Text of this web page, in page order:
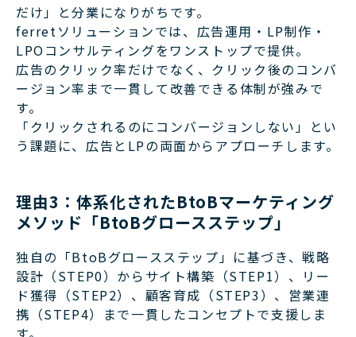
だけ」と分業になりがちです。
ferretソリューションでは、広告運用・LP制作・
LPOコンサルティングをワンストップで提供。
広告のクリック率だけでなく、クリック後のコンバ
ージョン率まで一貫して改善できる体制が強みで
す。
「クリックされるのにコンバージョンしない」とい
う課題に、広告とLPの両面からアプローチします。
理由3：体系化されたBtoBマーケティング
メソッド「BtoBグロースステップ」
独自の「BtoBグロースステップ」に基づき、戦略
設計（STEP0）からサイト構築（STEP1）、リー
ド獲得（STEP2）、顧客育成（STEP3）、営業連
携（STEP4）まで一貫したコンセプトで支援しま
す。